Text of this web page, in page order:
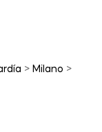
> Milano >